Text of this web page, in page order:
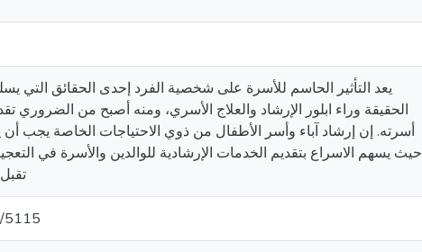
يعد التأثير الحاسم للأسرة على شخصية الفرد إحدى الحقائق
الحقيقة وراء ابلور الإرشاد والعلاج الأسري، ومنه أصبح من الضروري
أسرته. إن إرشاد آباء وأسر الأطفال من ذوي الاحتياجات الخاصة يجب
حيث يسهم الاسراع بتقديم الخدمات الإرشادية للوالدين والأسرة في
5115